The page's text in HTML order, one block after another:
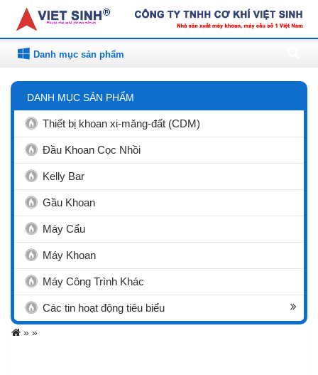
Danh mục sản phẩm
DANH MỤC SẢN PHẨM
Thiết bị khoan xi-măng-đất (CDM)
Đầu Khoan Cọc Nhồi
Kelly Bar
Gầu Khoan
Máy Cẩu
Máy Khoan
Máy Công Trình Khác
Các tin hoạt động tiêu biểu
» »